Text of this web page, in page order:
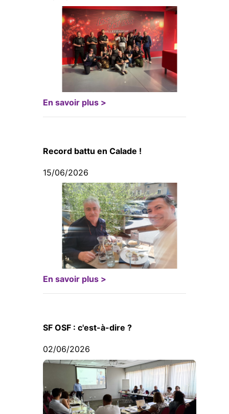
En savoir plus >
Record battu en Calade !
15/06/2026
En savoir plus >
SF OSF : c'est-à-dire ?
02/06/2026